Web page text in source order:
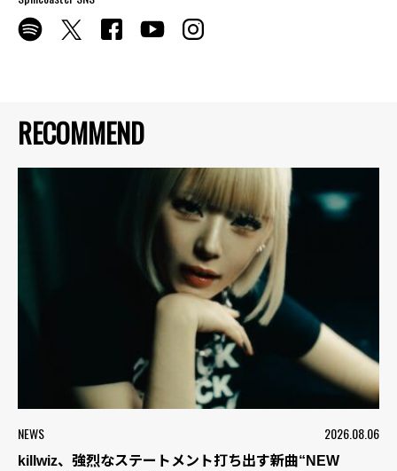
RECOMMEND
NEWS 2026.08.06
killwiz、強烈なステートメント打ち出す新曲“NEW